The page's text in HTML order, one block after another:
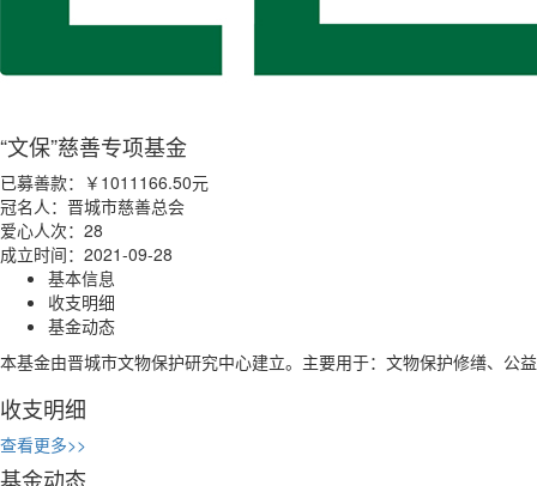
“文保”慈善专项基金
已募善款： ￥1011166.50元
冠名人：晋城市慈善总会
爱心人次：28
成立时间：2021-09-28
基本信息
收支明细
基金动态
本基金由晋城市文物保护研究中心建立。主要用于：文物保护修缮、公
收支明细
查看更多>>
基金动态